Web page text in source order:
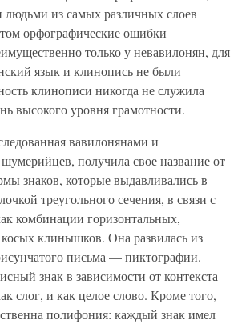
из самых различных слоев
орфографические ошибки
только у невавилонян, для
язык и клинопись не были
клинописи никогда не служила
высокого уровня грамотности.
вавилонянами и
получила свое название от
знаков, которые выдавливались в
треугольного сечения, в связи с
комбинации горизонтальных,
клинышков. Она развилась из
письма — пиктографии.
знак в зависимости от контекста
слог, и как целое слово. Кроме того,
полифония: каждый знак имел